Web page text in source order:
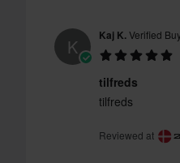
K Kaj K.Verified
tilfreds
tilfreds
Reviewed at